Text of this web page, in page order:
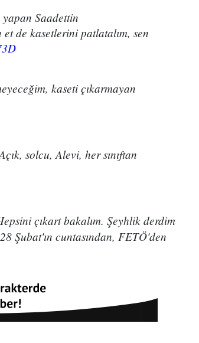
Saadettin
de kasetlerini patlatalım, sen
kaseti çıkarmayan
solcu, Alevi, her sınıftan
çıkart bakalım. Şeyhlik derdim
Şubat'ın cuntasından, FETÖ'den